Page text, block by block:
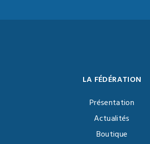
LA FÉDÉRATION
Présentation
Actualités
Boutique